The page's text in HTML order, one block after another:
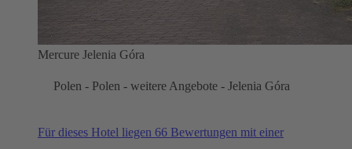
Mercure Jelenia Góra
Polen - Polen - weitere Angebote - Jelenia Góra
Für dieses Hotel liegen 66 Bewertungen mit einer